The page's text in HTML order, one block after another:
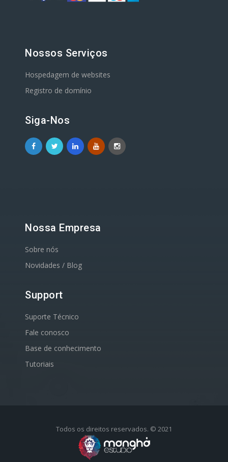
Nossos Serviços
Hospedagem de websites
Registro de domínio
Siga-Nos
Nossa Empresa
Sobre nós
Novidades / Blog
Support
Suporte Técnico
Fale conosco
Base de conhecimento
Tutoriais
Todos os direitos reservados. © 2021